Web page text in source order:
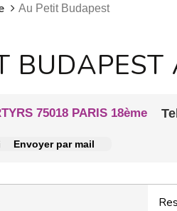
Au Petit Budapest
BUDAPEST
75018 PARIS 18ème
Envoyer par mail